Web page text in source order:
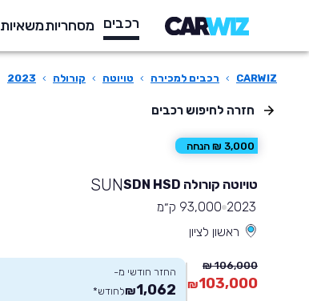
רכבים מסחריותמשאיות
CARWIZ
› רכבים למכירה › טויוטה › קורולה ›
2023
חזרה לחיפוש רכבים
3,000 ₪ הנחה
טויוטה קורולה SDN HSD SUN
2023 93,000 ק״מ
ראשון לציון
106,000 ₪
103,000
₪
החזר חודשי מ-
1,062
₪לחודש*